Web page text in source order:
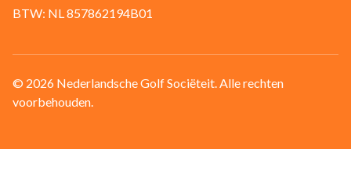
BTW: NL 857862194B01
© 2026 Nederlandsche Golf Sociëteit. Alle rechten
voorbehouden.